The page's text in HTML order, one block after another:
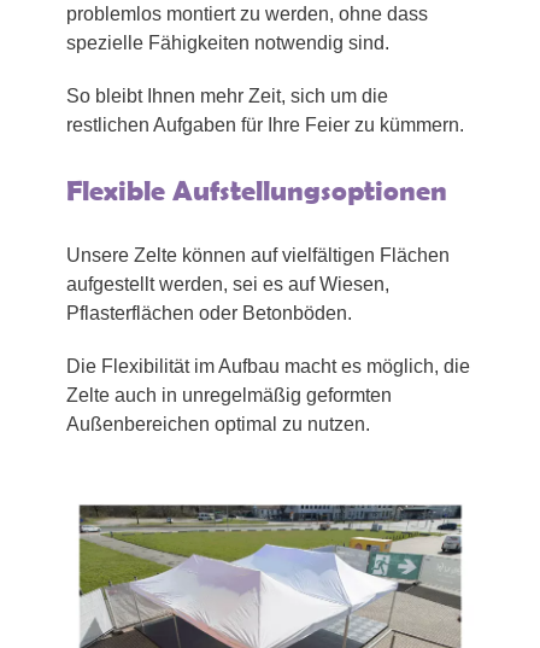
problemlos montiert zu werden, ohne dass
spezielle Fähigkeiten notwendig sind.
So bleibt Ihnen mehr Zeit, sich um die
restlichen Aufgaben für Ihre Feier zu kümmern.
Flexible Aufstellungsoptionen
Unsere Zelte können auf vielfältigen Flächen
aufgestellt werden, sei es auf Wiesen,
Pflasterflächen oder Betonböden.
Die Flexibilität im Aufbau macht es möglich, die
Zelte auch in unregelmäßig geformten
Außenbereichen optimal zu nutzen.